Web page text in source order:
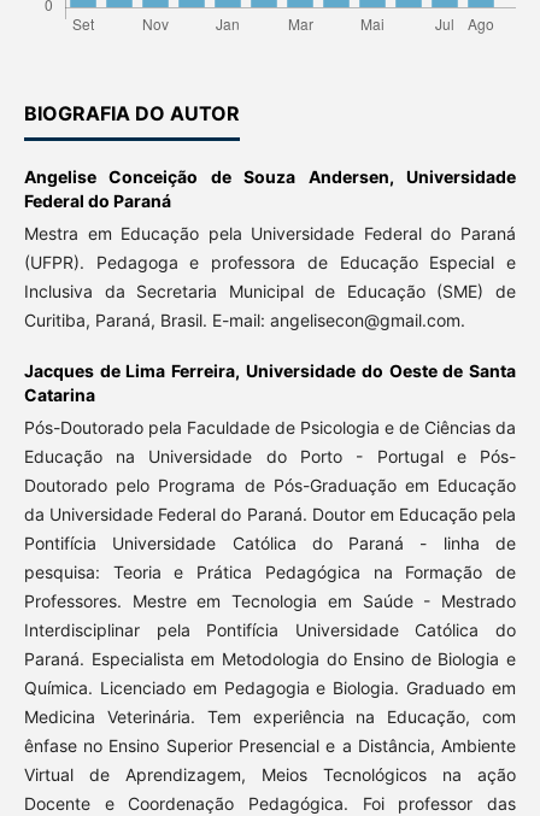
BIOGRAFIA DO AUTOR
Angelise Conceição de Souza Andersen,Universidade
Federal do Paraná
Mestra em Educação pela Universidade Federal do Paraná
(UFPR). Pedagoga e professora de Educação Especial e
Inclusiva da Secretaria Municipal de Educação (SME) de
Curitiba, Paraná, Brasil. E-mail: angelisecon@gmail.com.
Jacques de Lima Ferreira, Universidade do Oeste de Santa
Catarina
Pós-Doutorado pela Faculdade de Psicologia e de Ciências da
Educação na Universidade do Porto - Portugal e Pós-
Doutorado pelo Programa de Pós-Graduação em Educação
da Universidade Federal do Paraná. Doutor em Educação pela
Pontifícia Universidade Católica do Paraná - linha de
pesquisa: Teoria e Prática Pedagógica na Formação de
Professores. Mestre em Tecnologia em Saúde - Mestrado
Interdisciplinar pela Pontifícia Universidade Católica do
Paraná. Especialista em Metodologia do Ensino de Biologia e
Química. Licenciado em Pedagogia e Biologia. Graduado em
Medicina Veterinária. Tem experiência na Educação, com
ênfase no Ensino Superior Presencial e a Distância, Ambiente
Virtual de Aprendizagem, Meios Tecnológicos na ação
Docente e Coordenação Pedagógica. Foi professor das